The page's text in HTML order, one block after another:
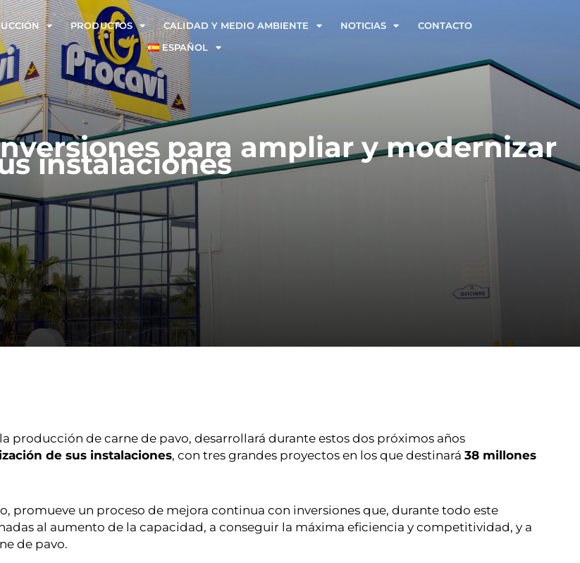
PRODUCTOS CALIDAD Y MEDIO AMBIENTE NOTICIAS
CONTACTO
ESPAÑOL
para ampliar y modernizar
instalaciones
producción de carne de pavo, desarrollará durante estos dos próximos años
de sus instalaciones, con tres grandes proyectos en los que destinará 38 millones
promueve un proceso de mejora continua con inversiones que, durante todo este
al aumento de la capacidad, a conseguir la máxima eficiencia y competitividad, y a
de pavo.